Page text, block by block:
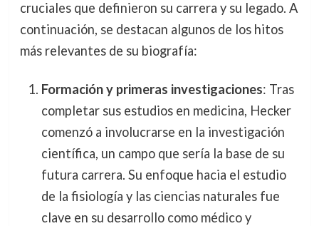
cruciales que definieron su carrera y su legado. A
continuación, se destacan algunos de los hitos
más relevantes de su biografía:
Formación y primeras investigaciones: Tras
completar sus estudios en medicina, Hecker
comenzó a involucrarse en la investigación
científica, un campo que sería la base de su
futura carrera. Su enfoque hacia el estudio
de la fisiología y las ciencias naturales fue
clave en su desarrollo como médico y